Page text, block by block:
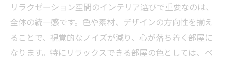
リラクゼーション空間のインテリア選びで重要なのは、
全体の統一感です。色や素材、デザインの方向性を揃え
ることで、視覚的なノイズが減り、心が落ち着く部屋に
なります。特にリラックスできる部屋の色としては、ベ